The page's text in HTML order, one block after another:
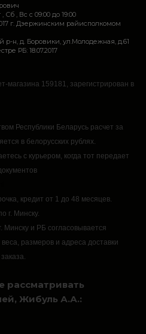
, Вс c 09:00 до 19:00
г. Дзержинским райисполкомом
н, д. Боровики, ул.Молодежная, д.61
РБ: 18.07.2017
магазина 159181, зарегистрирован в
Республики Беларусь расчет за
в белорусских рублях.
с курьером, когда тот передает
кредит от 1 до 48 месяцев.
г. Минску.
Минску и РБ согласовывается
размеров и адреса доставки
рассматривать
Жибуль А.А.: